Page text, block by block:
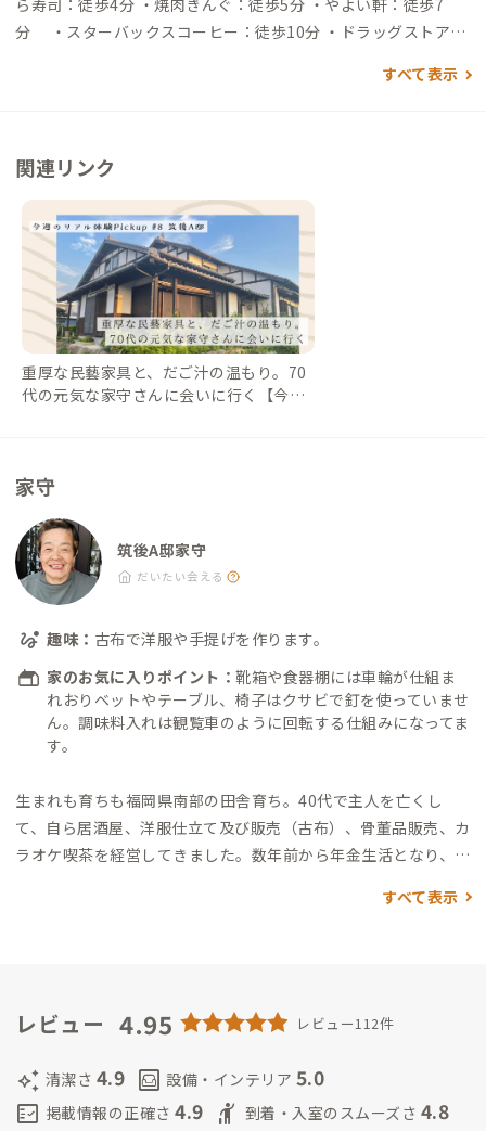
ら寿司：徒歩4分 ・焼肉きんぐ：徒歩5分 ・やよい軒：徒歩7
分 ・スターバックスコーヒー：徒歩10分 ・ドラッグストア：
ーコメリ：徒歩14分 ・JAふくおか八女農産物直売所：徒歩16分
すべて表示
関連リンク
重厚な民藝家具と、だご汁の温もり。70
代の元気な家守さんに会いに行く【今週
家守
筑後A邸家守
だいたい会える
趣味： 古布で洋服や手提げを作ります。
家のお気に入りポイント： 靴箱や食器棚には車輪が仕組ま
れおりベットやテーブル、椅子はクサビで釘を使っていませ
ん。調味料入れは観覧車のように回転する仕組みになってま
す。
生まれも育ちも福岡県南部の田舎育ち。 40代で主人を亡くし
て、自ら居酒屋、洋服仕立て及び販売（古布）、骨董品販売、カ
ラオケ喫茶を経営してきました。 数年前から年金生活となり、人
る事が大好きな70代の元気なお婆ちゃんです。標準語は苦手で
すべて表示
レビュー 4.95 レビュー112件
auto_awesome 清潔さ 4.9 living 設備・インテリア 5.0
fact_check 掲載情報の正確さ 4.9 hail 到着・入室のスムーズさ 4.8